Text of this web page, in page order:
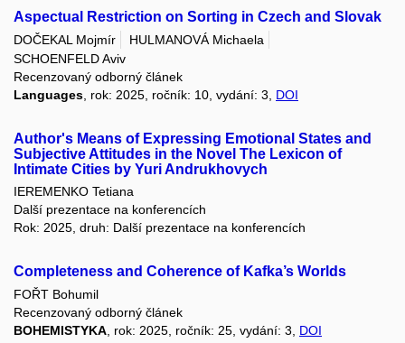
Aspectual Restriction on Sorting in Czech and Slovak
DOČEKAL Mojmír
HULMANOVÁ Michaela
SCHOENFELD Aviv
Recenzovaný odborný článek
Languages , rok: 2025, ročník: 10, vydání: 3, DOI
Author's Means of Expressing Emotional States and
Subjective Attitudes in the Novel The Lexicon of
Intimate Cities by Yuri Andrukhovych
IEREMENKO Tetiana
Další prezentace na konferencích
Rok: 2025, druh: Další prezentace na konferencích
Completeness and Coherence of Kafka’s Worlds
FOŘT Bohumil
Recenzovaný odborný článek
BOHEMISTYKA , rok: 2025, ročník: 25, vydání: 3, DOI